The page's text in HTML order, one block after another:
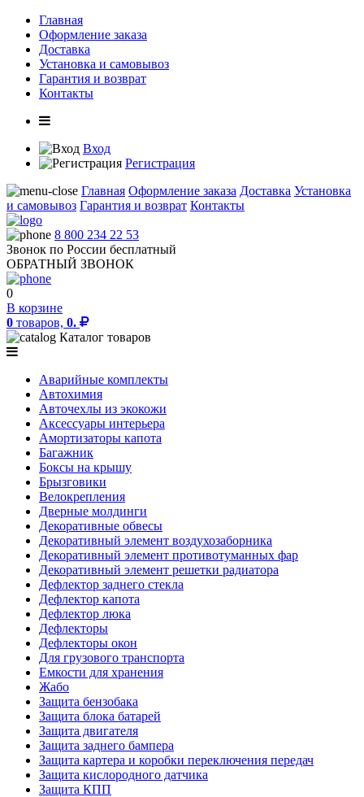
Главная
Оформление заказа
Доставка
Установка и самовывоз
Гарантия и возврат
Контакты
Вход
Регистрация
Главная Оформление заказа Доставка Установка
и самовывоз Гарантия и возврат Контакты
8 800 234 22 53
Звонок по России бесплатный
ОБРАТНЫЙ ЗВОНОК
0
В корзине
0 товаров, 0.
Каталог товаров
Аварийные комплекты
Автохимия
Авточехлы из экокожи
Аксессуары интерьера
Амортизаторы капота
Багажник
Боксы на крышу
Брызговики
Велокрепления
Дверные молдинги
Декоративные обвесы
Декоративный элемент воздухозаборника
Декоративный элемент противотуманных фар
Декоративный элемент решетки радиатора
Дефлектор заднего стекла
Дефлектор капота
Дефлектор люка
Дефлекторы
Дефлекторы окон
Для грузового транспорта
Емкости для хранения
Жабо
Защита бензобака
Защита блока батарей
Защита двигателя
Защита заднего бампера
Защита картера и коробки переключения передач
Защита кислородного датчика
Защита КПП